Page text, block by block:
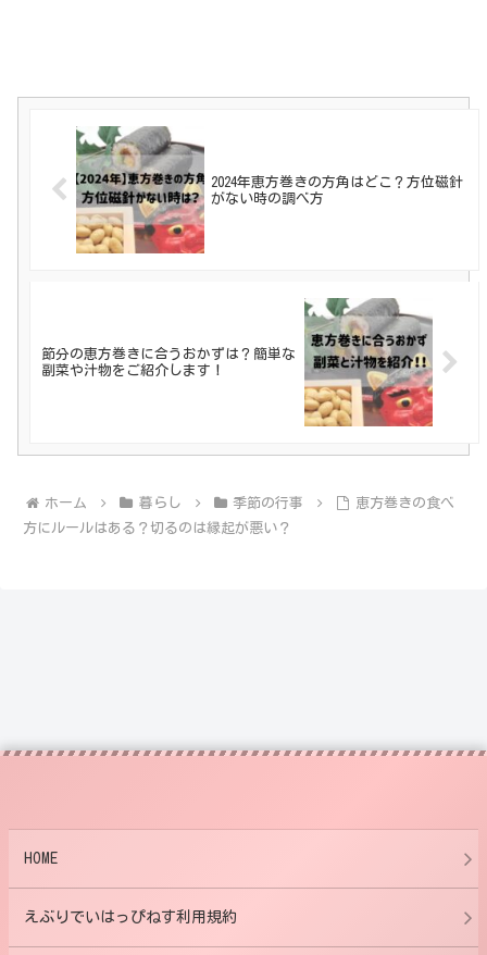
2024年恵方巻きの方角はどこ？方位磁針
がない時の調べ方
節分の恵方巻きに合うおかずは？簡単な
副菜や汁物をご紹介します！
ホーム 暮らし 季節の行事
恵方巻きの食べ
方にルールはある？切るのは縁起が悪い？
HOME
えぶりでいはっぴねす利用規約